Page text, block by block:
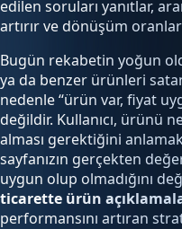
edilen soruları yanıtlar,
artırır ve dönüşüm
Bugün rekabetin yoğun
ya da benzer ürünleri
nedenle “ürün var, fiyat
değildir. Kullanıcı, ürünü
alması gerektiğini
sayfanızın gerçekten
uygun olup olmadığını
ticarette ürün
performansını artıran